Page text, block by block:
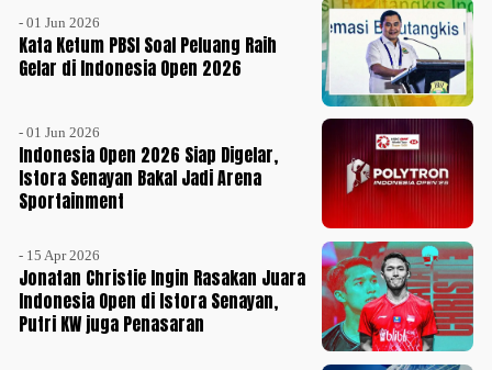
- 01 Jun 2026
Kata Ketum PBSI Soal Peluang Raih
Gelar di Indonesia Open 2026
- 01 Jun 2026
Indonesia Open 2026 Siap Digelar,
Istora Senayan Bakal Jadi Arena
Sportainment
- 15 Apr 2026
Jonatan Christie Ingin Rasakan Juara
Indonesia Open di Istora Senayan,
Putri KW juga Penasaran